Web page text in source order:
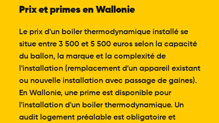
Prix et primes en Wallonie
Le prix d'un boiler thermodynamique installé se
situe entre 3 500 et 5 500 euros selon la capacité
du ballon, la marque et la complexité de
l'installation (remplacement d'un appareil existant
ou nouvelle installation avec passage de gaines).
En Wallonie, une prime est disponible pour
l'installation d'un boiler thermodynamique. Un
audit logement préalable est obligatoire et